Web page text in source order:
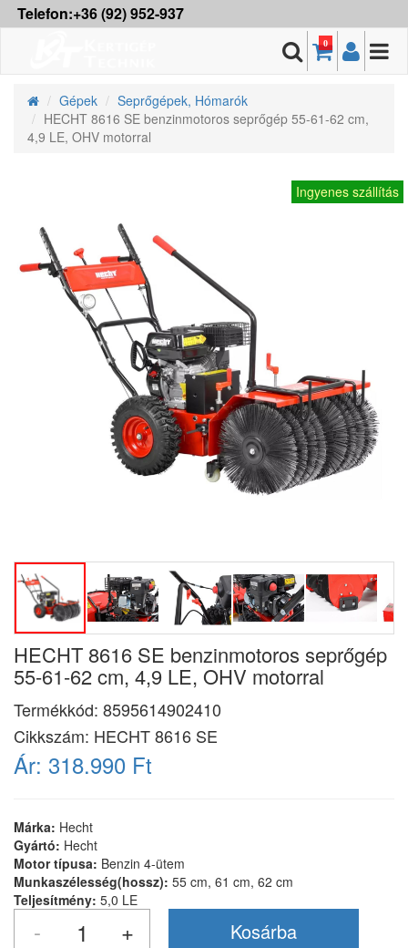
Telefon:+36 (92) 952-937
0
Gépek
Seprőgépek, Hómarók
HECHT 8616 SE benzinmotoros seprőgép 55-61-62 cm,
4,9 LE, OHV motorral
Ingyenes szállítás
HECHT 8616 SE benzinmotoros seprőgép
55-61-62 cm, 4,9 LE, OHV motorral
Termékkód: 8595614902410
Cikkszám: HECHT 8616 SE
Ár: 318.990 Ft
Márka: Hecht
Gyártó: Hecht
Motor típusa: Benzin 4-ütem
Munkaszélesség(hossz): 55 cm, 61 cm, 62 cm
Teljesítmény: 5,0 LE